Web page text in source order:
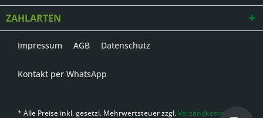
ZAHLARTEN
Impressum AGB Datenschutz
Kontakt per WhatsApp
* Alle Preise inkl. gesetzl. Mehrwertsteuer zzgl.Versandkosten